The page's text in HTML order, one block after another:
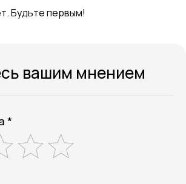
Будьте первым!
вашим мнением
*